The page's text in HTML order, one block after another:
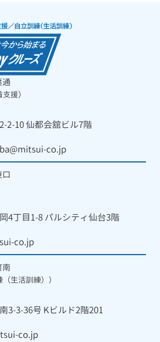
援）
2-10 仙都会舘ビル7階
co.jp
4丁目1-8 パルシティ仙台3階
co.jp
生活訓練））
3-3-36号 Kビルド2階201
co.jp